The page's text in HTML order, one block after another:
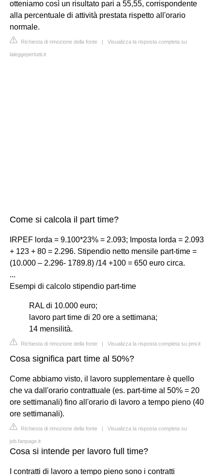
otteniamo così un risultato pari a 55,55, corrispondente
alla percentuale di attività prestata rispetto all'orario
normale.
Richiesta di rimozione della fonte | Visualizza la risposta completa su
laleggepertutti.it
Come si calcola il part time?
IRPEF lorda = 9.100*23% = 2.093; Imposta lorda = 2.093
+ 123 + 80 = 2.296. Stipendio netto mensile part-time =
(10.000 – 2.296- 1789.8) /14 +100 = 650 euro circa.
...
Esempi di calcolo stipendio part-time
RAL di 10.000 euro;
lavoro part time di 20 ore a settimana;
14 mensilità.
Richiesta di rimozione della fonte | Visualizza la risposta completa su pmi.it
Cosa significa part time al 50%?
Come abbiamo visto, il lavoro supplementare è quello
che va dall'orario contrattuale (es. part-time al 50% = 20
ore settimanali) fino all'orario di lavoro a tempo pieno (40
ore settimanali).
Richiesta di rimozione della fonte | Visualizza la risposta completa su
job.fanpage.it
Cosa si intende per lavoro full time?
I contratti di lavoro a tempo pieno sono i contratti